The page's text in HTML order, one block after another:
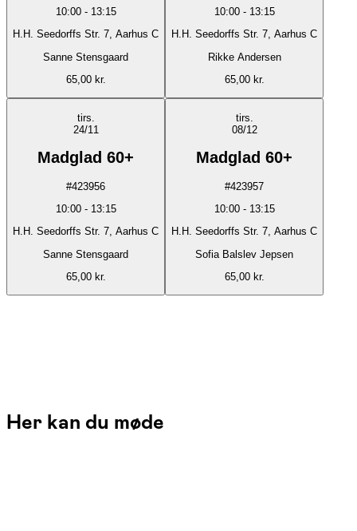
10:00- 13:15
H.H. Seedorffs Str. 7, Aarhus C
Sanne Stensgaard
65,00 kr.
10:00- 13:15
H.H. Seedorffs Str. 7, Aarhus C
Rikke Andersen
65,00 kr.
tirs.
24/11
Madglad 60+
#423956
10:00- 13:15
H.H. Seedorffs Str. 7, Aarhus C
Sanne Stensgaard
65,00 kr.
tirs.
08/12
Madglad 60+
#423957
10:00- 13:15
H.H. Seedorffs Str. 7, Aarhus C
Sofia Balslev Jepsen
65,00 kr.
Her kan du møde